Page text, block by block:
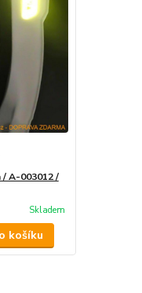
A-003012 /
Skladem
košíku